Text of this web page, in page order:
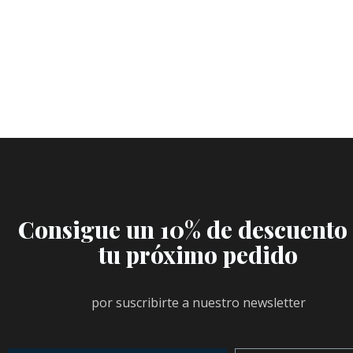
Consigue un 10% de descuento
tu próximo pedido
por suscribirte a nuestro newsletter